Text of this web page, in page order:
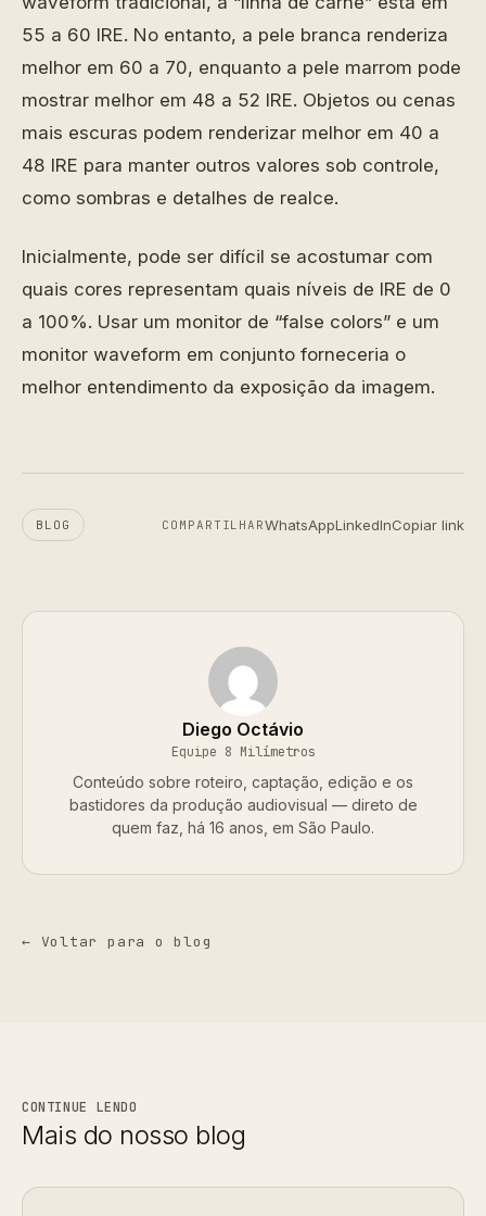
55 a 60 IRE. No entanto, a pele branca renderiza
melhor em 60 a 70, enquanto a pele marrom pode
mostrar melhor em 48 a 52 IRE. Objetos ou cenas
mais escuras podem renderizar melhor em 40 a
48 IRE para manter outros valores sob controle,
como sombras e detalhes de realce.
Inicialmente, pode ser difícil se acostumar com
quais cores representam quais níveis de IRE de 0
a 100%. Usar um monitor de “false colors” e um
monitor waveform em conjunto forneceria o
melhor entendimento da exposição da imagem.
BLOG COMPARTILHARWhatsAppLinkedInCopiar link
Diego Octávio
Equipe 8 Milímetros
Conteúdo sobre roteiro, captação, edição e os
bastidores da produção audiovisual — direto de
quem faz, há 16 anos, em São Paulo.
← Voltar para o blog
CONTINUE LENDO
Mais do nosso blog